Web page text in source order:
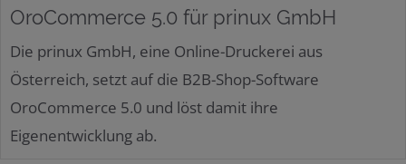
OroCommerce 5.0 für prinux GmbH
Die prinux GmbH, eine Online-Druckerei aus
Österreich, setzt auf die B2B-Shop-Software
OroCommerce 5.0 und löst damit ihre
Eigenentwicklung ab.